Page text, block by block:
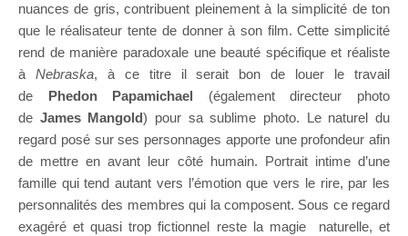
nuances de gris, contribuent pleinement à la simplicité de ton
que le réalisateur tente de donner à son film. Cette simplicité
rend de manière paradoxale une beauté spécifique et réaliste
à Nebraska, à ce titre il serait bon de louer le travail
de Phedon Papamichael (également directeur photo
de James Mangold) pour sa sublime photo. Le naturel du
regard posé sur ses personnages apporte une profondeur afin
de mettre en avant leur côté humain. Portrait intime d’une
famille qui tend autant vers l’émotion que vers le rire, par les
personnalités des membres qui la composent. Sous ce regard
exagéré et quasi trop fictionnel reste la magie naturelle, et